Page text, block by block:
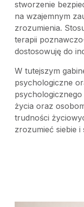
stworzenie
na wzajemnym
zrozumienia.
terapii
dostosowuję do
W tutejszym
psychologiczne
psychologicznego
życia oraz
trudności
zrozumieć siebie i